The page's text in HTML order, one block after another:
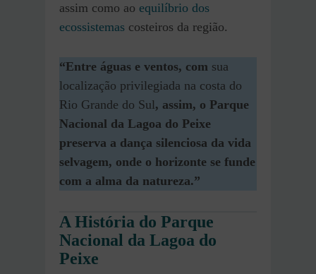
assim como ao equilíbrio dos
ecossistemas costeiros da região.
“Entre águas e ventos, com sua
localização privilegiada na costa do
Rio Grande do Sul, assim, o Parque
Nacional da Lagoa do Peixe
preserva a dança silenciosa da vida
selvagem, onde o horizonte se funde
com a alma da natureza.”
A História do Parque
Nacional da Lagoa do
Peixe